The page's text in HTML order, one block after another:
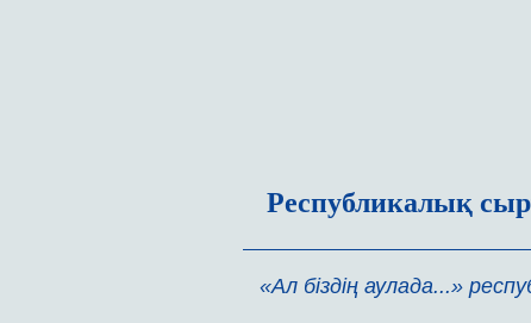
Республикалық
«Ал біздің аулада...»